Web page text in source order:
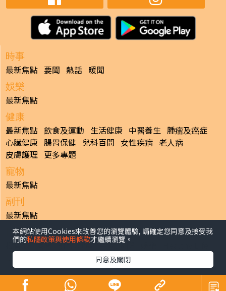
時事
最新焦點 要聞 熱話 暖聞
娛樂
最新焦點
健康
最新焦點 飲食及運動 生活健康 中醫養生 腫瘤及癌症
心臟健康 腸胃保健 兒科百問 女性疾病 老人病
皮膚護理 更多專題
寵物
最新焦點
副刊
最新焦點
日報
揭頁版 港聞 財經/地產 中國/國際
生活副刊
體育 專題/人物
香港經濟日報版權所有©2026
本網站使用Cookies來改善您的瀏覽體驗, 請確定您同意及接受我
們的私隱政策與使用條款才繼續瀏覽。
同意及關閉